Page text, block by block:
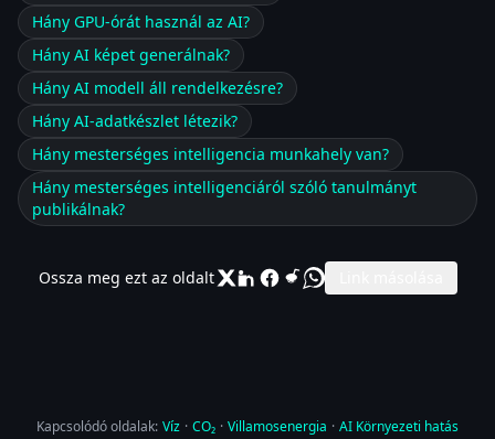
Hány GPU-órát használ az AI?
Hány AI képet generálnak?
Hány AI modell áll rendelkezésre?
Hány AI-adatkészlet létezik?
Hány mesterséges intelligencia munkahely van?
Hány mesterséges intelligenciáról szóló tanulmányt
publikálnak?
Ossza meg ezt az oldalt
Kapcsolódó oldalak: Víz · CO₂ · Villamosenergia · AI Környezeti hatás